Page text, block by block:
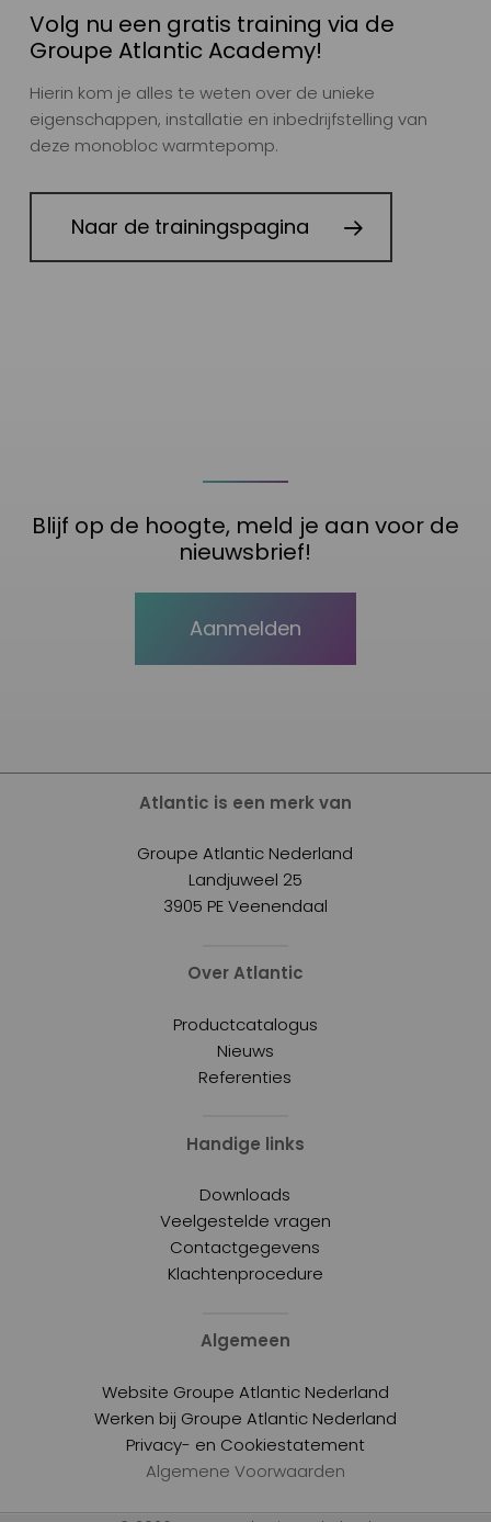
Volg nu een gratis training via de
Groupe Atlantic Academy!
Hierin kom je alles te weten over de unieke
eigenschappen, installatie en inbedrijfstelling van
deze monobloc warmtepomp.
Naar de trainingspagina
Blijf op de hoogte, meld je aan voor de
nieuwsbrief!
Aanmelden
Atlantic is een merk van
Groupe Atlantic Nederland
Landjuweel 25
3905 PE Veenendaal
Over Atlantic
Productcatalogus
Nieuws
Referenties
Handige links
Downloads
Veelgestelde vragen
Contactgegevens
Klachtenprocedure
Algemeen
Website Groupe Atlantic Nederland
Werken bij Groupe Atlantic Nederland
Privacy- en Cookiestatement
Algemene Voorwaarden